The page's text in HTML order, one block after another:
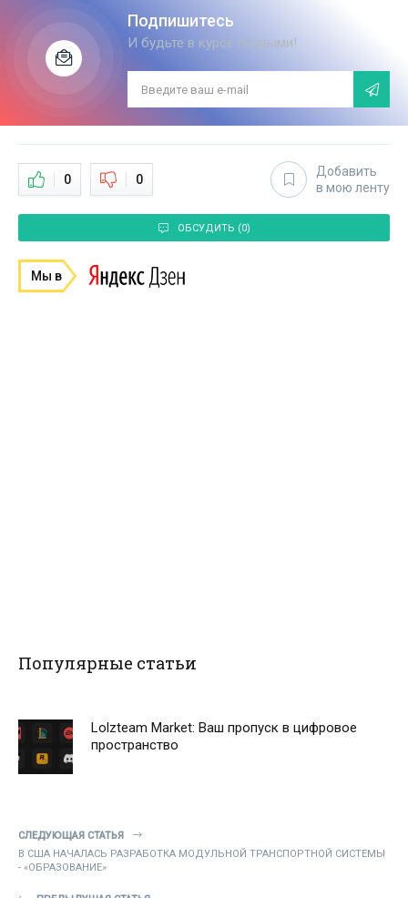
Подпишитесь
И будьте в курсе первыми!
0 0
Добавить
в мою ленту
ОБСУДИТЬ (0)
Мы в
Популярные статьи
Lolzteam Market: Ваш пропуск в цифровое
пространство
СЛЕДУЮЩАЯ СТАТЬЯ
В США НАЧАЛАСЬ РАЗРАБОТКА МОДУЛЬНОЙ ТРАНСПОРТНОЙ СИСТЕМЫ
- «ОБРАЗОВАНИЕ»